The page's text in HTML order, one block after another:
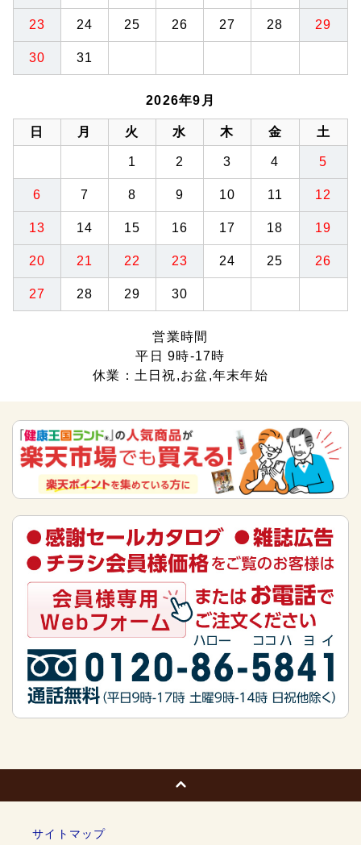
23 24 25 26 27 28 29
30 31
2026年9月
日 月 火 水 木 金 土
1 2 3 4 5
6 7 8 9 10 11 12
13 14 15 16 17 18 19
20 21 22 23 24 25 26
27 28 29 30
営業時間
平日 9時-17時
休業：土日祝,お盆,年末年始
サイトマップ